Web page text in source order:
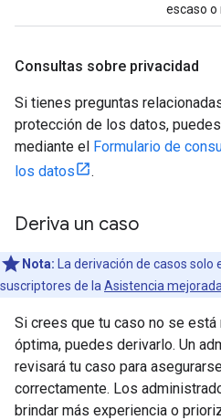
escaso o
Consultas sobre privacidad
Si tienes preguntas
protección de los datos,
mediante el Formulario de
los datos
.
Deriva un caso
Nota: La derivación de casos
suscriptores de la Asistencia mejorada
Si crees que tu caso no se está
óptima, puedes derivarlo. Un
revisará tu caso para
correctamente. Los
brindar más experiencia o